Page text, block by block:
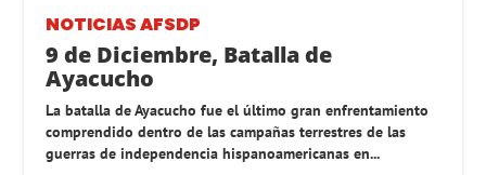
NOTICIAS AFSDP
9 de Diciembre, Batalla de
Ayacucho
La batalla de Ayacucho fue el último gran enfrentamiento
comprendido dentro de las campañas terrestres de las
guerras de independencia hispanoamericanas en...